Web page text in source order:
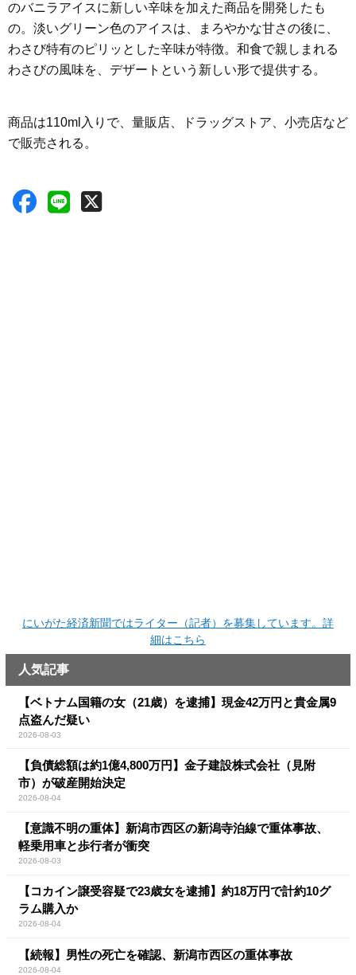
のバニラアイスに新しい辛味を加えた商品を開発したも
の。淡いグリーン色のアイスは、まろやかな甘さの後に、
わさび特有のピリッとした辛味が特徴。和食で親しまれる
わさびの風味を、デザートという新しい形で提供する。
商品は110ml入りで、量販店、ドラッグストア、小売店など
で販売される。
にいがた経済新聞ではライター（記者）を募集しています。詳
細はこちら
人気記事
【ベトナム国籍の女（21歳）を逮捕】現金42万円と貴金属9
点盗んだ疑い
2026-08-03
【負債総額は約1億4,800万円】金子建設株式会社（見附
市）が破産開始決定
2026-08-04
【意識不明の重体】新潟市西区の新潟寺泊線で重体事故、
軽乗用車と歩行者が衝突
2026-08-03
【コカイン譲受容疑で23歳女を逮捕】約18万円で計約10グ
ラム購入か
2026-08-04
【続報】男性の死亡を確認、新潟市西区の重体事故
2026-08-04